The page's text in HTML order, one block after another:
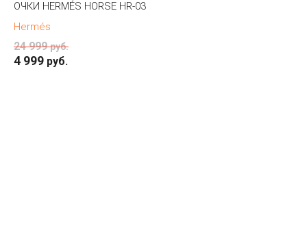
ОЧКИ HERMÉS HORSE HR-03
Hermés
24 999 руб.
4 999 руб.